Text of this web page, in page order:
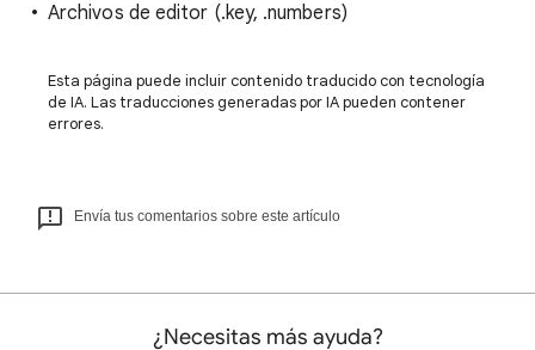
Archivos de editor (.key, .numbers)
Esta página puede incluir contenido traducido con tecnología
de IA. Las traducciones generadas por IA pueden contener
errores.
Envía tus comentarios sobre este artículo
¿Necesitas más ayuda?